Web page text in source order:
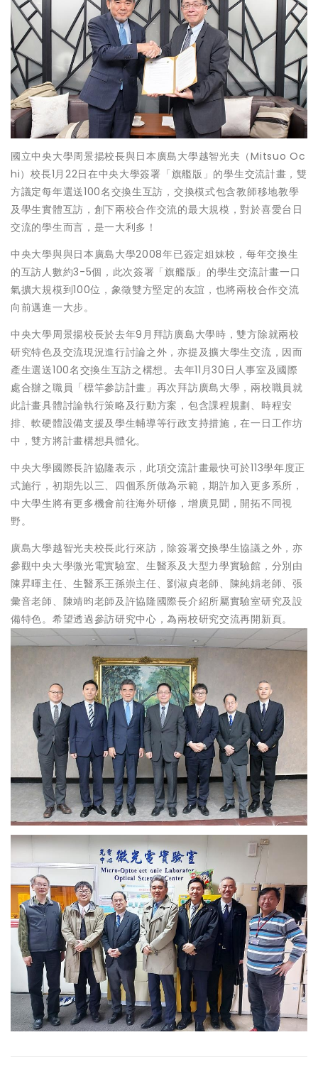
國立中央大學周景揚校長與日本廣島大學越智光夫（Mitsuo Oc
hi）校長1月22日在中央大學簽署「旗艦版」的學生交流計畫，雙
方議定每年選送100名交換生互訪，交換模式包含教師移地教學
及學生實體互訪，創下兩校合作交流的最大規模，對於喜愛台日
交流的學生而言，是一大利多！
中央大學與與日本廣島大學2008年已簽定姐妹校，每年交換生
的互訪人數約3-5個，此次簽署「旗艦版」的學生交流計畫一口
氣擴大規模到100位，象徵雙方堅定的友誼，也將兩校合作交流
向前邁進一大步。
中央大學周景揚校長於去年9月拜訪廣島大學時，雙方除就兩校
研究特色及交流現況進行討論之外，亦提及擴大學生交流，因而
產生選送100名交換生互訪之構想。去年11月30日人事室及國際
處合辦之職員「標竿參訪計畫」再次拜訪廣島大學，兩校職員就
此計畫具體討論執行策略及行動方案，包含課程規劃、時程安
排、軟硬體設備支援及學生輔導等行政支持措施，在一日工作坊
中，雙方將計畫構想具體化。
中央大學國際長許協隆表示，此項交流計畫最快可於113學年度正
式施行，初期先以三、四個系所做為示範，期許加入更多系所，
中大學生將有更多機會前往海外研修，增廣見聞，開拓不同視
野。
廣島大學越智光夫校長此行來訪，除簽署交換學生協議之外，亦
參觀中央大學微光電實驗室、生醫系及大型力學實驗館，分別由
陳昇暉主任、生醫系王孫崇主任、劉淑貞老師、陳純娟老師、張
彙音老師、陳靖昀老師及許協隆國際長介紹所屬實驗室研究及設
備特色。希望透過參訪研究中心，為兩校研究交流再開新頁。